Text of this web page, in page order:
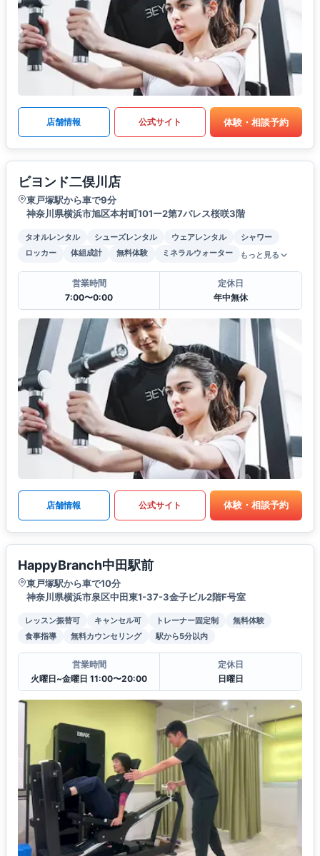
店舗情報 公式サイト 体験・相談予約
ビヨンド二俣川店
東戸塚駅から車で9分
神奈川県横浜市旭区本村町101ー2第7パレス桜咲3階
タオルレンタル シューズレンタル ウェアレンタル
シャワー
ロッカー
体組成計 無料体験 ミネラルウォーター もっと見る
営業時間
7:00〜0:00
定休日
年中無休
店舗情報 公式サイト 体験・相談予約
HappyBranch中田駅前
東戸塚駅から車で10分
神奈川県横浜市泉区中田東1-37-3金子ビル2階F号室
レッスン振替可 キャンセル可 トレーナー固定制
無料体験
食事指導
無料カウンセリング 駅から5分以内
営業時間
火曜日~金曜日 11:00〜20:00
定休日
日曜日